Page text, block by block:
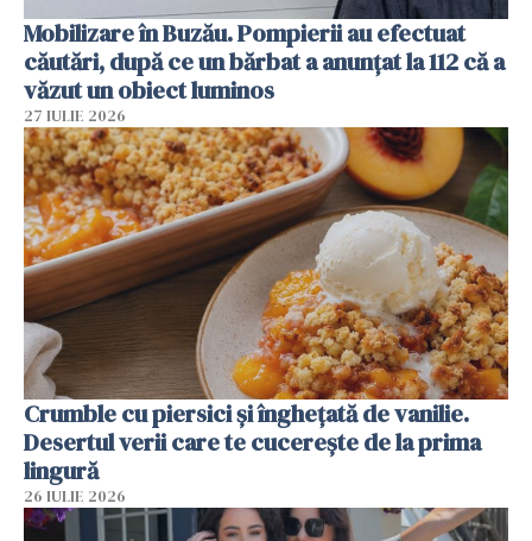
Mobilizare în Buzău. Pompierii au efectuat
căutări, după ce un bărbat a anunțat la 112 că a
văzut un obiect luminos
27 IULIE 2026
Crumble cu piersici și înghețată de vanilie.
Desertul verii care te cucerește de la prima
lingură
26 IULIE 2026